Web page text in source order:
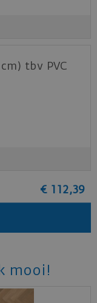
tbv PVC
€ 112,39
mooi!